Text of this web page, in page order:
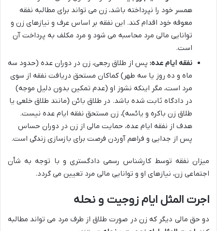
همسر خود را نپرداخته باشد، زن می تواند برای مطالبه نفقه
معوقه خود اقدام کند. این نفقه بر اساس عرف و نیازهای زن و
توانایی مالی مرد محاسبه می شود و مرد مکلف به پرداخت آن
است.
نفقه ایام عده: پس از طلاق رجعی، زن در دوران عده (حدود سه
ماه و ده روز یا سه طهر) کماکان مستحق دریافت نفقه از سوی
مرد است، مگر اینکه نشوز او (عدم تمکین بدون دلیل موجه)
در دادگاه ثابت شده باشد. در طلاق بائن (مانند طلاق خلعی یا
طلاق زن باکره و یائسه)، زن مستحق نفقه ایام عده نیست.
هدف از نفقه ایام عده، حمایت مالی از زن در دوران حساس
پس از جدایی و فراهم آوردن فرصت برای بازسازی زندگی است.
میزان نفقه توسط کارشناس رسمی دادگستری و با توجه به شأن
اجتماعی زن، نیازهای او و توانایی مالی مرد تعیین می گردد.
اجرت المثل ایام زوجیت و نحله
دو حق مالی دیگر که زن در صورت طلاق از طرف مرد می تواند مطالبه